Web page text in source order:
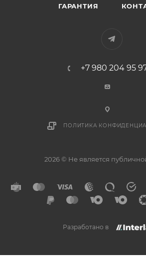
ГАРАНТИЯ
+7 980 204 95
ПОЛИТИКА
2026 © Не является
Разработано в